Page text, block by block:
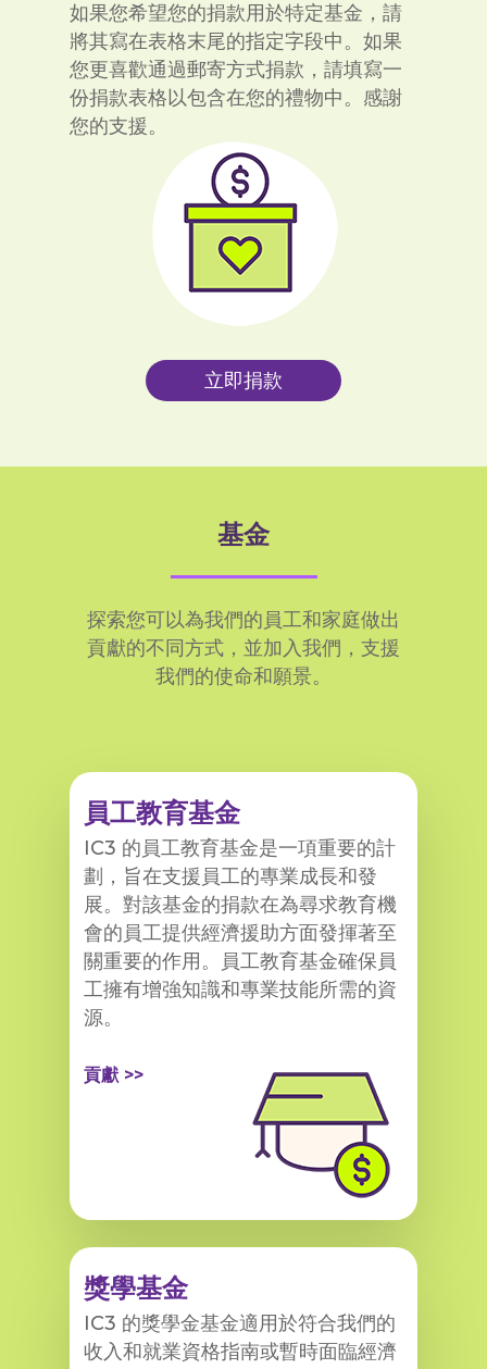
如果您希望您的捐款用於特定基金，請
將其寫在表格末尾的指定字段中。如果
您更喜歡通過郵寄方式捐款，請填寫一
份捐款表格以包含在您的禮物中。感謝
您的支援。
立即捐款
基金
探索您可以為我們的員工和家庭做出
貢獻的不同方式，並加入我們，支援
我們的使命和願景。
員工教育基金
IC3 的員工教育基金是一項重要的計
劃，旨在支援員工的專業成長和發
展。對該基金的捐款在為尋求教育機
會的員工提供經濟援助方面發揮著至
關重要的作用。員工教育基金確保員
工擁有增強知識和專業技能所需的資
源。
貢獻 >>
獎學基金
IC3 的獎學金基金適用於符合我們的
收入和就業資格指南或暫時面臨經濟